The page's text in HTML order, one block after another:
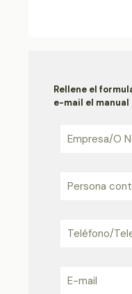
Rellene el
e-mail el manual